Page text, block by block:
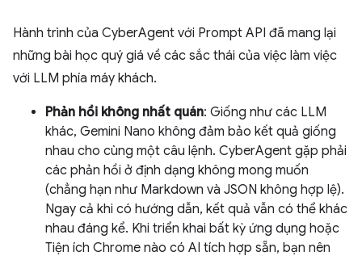
Hành trình của CyberAgent với Prompt API đã mang lại
những bài học quý giá về các sắc thái của việc làm việc
với LLM phía máy khách.
Phản hồi không nhất quán: Giống như các LLM
khác, Gemini Nano không đảm bảo kết quả giống
nhau cho cùng một câu lệnh. CyberAgent gặp phải
các phản hồi ở định dạng không mong muốn
(chẳng hạn như Markdown và JSON không hợp lệ).
Ngay cả khi có hướng dẫn, kết quả vẫn có thể khác
nhau đáng kể. Khi triển khai bất kỳ ứng dụng hoặc
Tiện ích Chrome nào có AI tích hợp sẵn, bạn nên